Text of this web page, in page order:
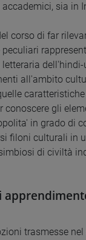
sia in
corso di far
all'ambito
conoscere gli
in grado di
filoni culturali in
di civiltà
trasmesse